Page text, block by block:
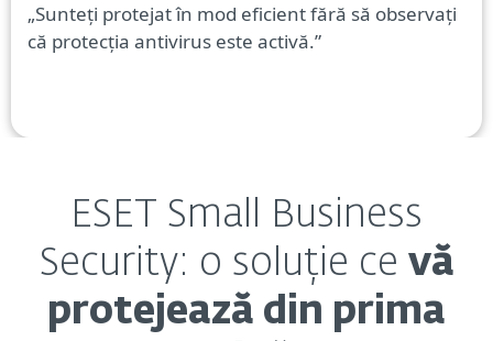
„Sunteți protejat în mod eficient fără să observați
că protecția antivirus este activă.”
ESET Small Business
Security: o soluție ce vă
protejează din prima